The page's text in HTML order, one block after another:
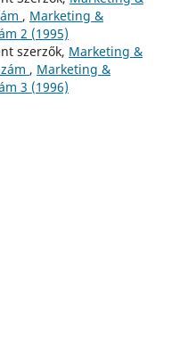
, Marketing &
2 (1995)
szerzők, Marketing &
, Marketing &
3 (1996)